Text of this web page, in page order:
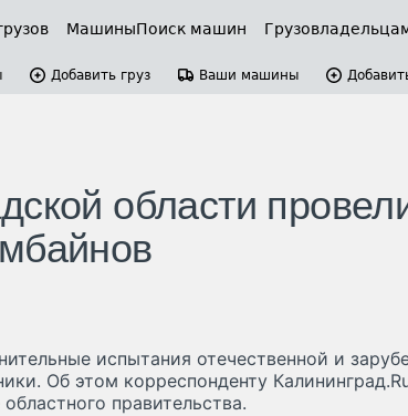
МашиныПоиск машин
Добавить груз Ваши машины
области
испытания отечественной и
Об этом корреспонденту
правительства.